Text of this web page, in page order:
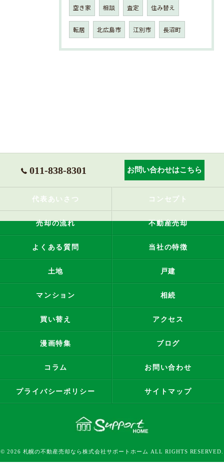
空き家 相談 査定 住み替え
転居 北広島市 江別市 長沼町
011-838-8301 お問い合わせはこちら
代表あいさつ コンセプト
売却の流れ 不動産売却
よくある質問 当社の特徴
土地 戸建
マンション 相続
買い替え アクセス
漫画特集 ブログ
コラム お問い合わせ
プライバシーポリシー サイトマップ
© 2026 札幌の不動産売却なら株式会社サポートホーム ALL RIGHTS RESERVED.